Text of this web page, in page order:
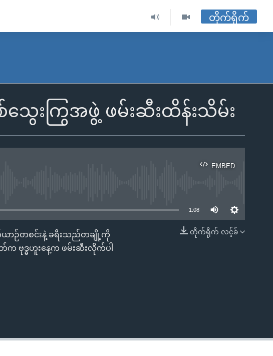
တိုက်ရိုက်
းကြွအဖွဲ့ ဖမ်းဆီးထိန်းသိမ်း
EMBED
EMBED
1:08
တိုက်ရိုက် လင့်ခ်
ာဉ်တစင်းနဲ့ ခရီးသည်တချို့ကို
ဗုဒ္ဓဟူးနေ့က ဖမ်းဆီးလိုက်ပါ